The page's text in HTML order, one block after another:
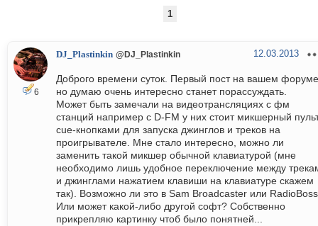
1
6
DJ_Plastinkin @DJ_Plastinkin 12.03.2013
Доброго времени суток. Первый пост на вашем
но думаю очень интересно станет порассуждать.
Может быть замечали на видеотрансляциях с фм
станций например с D-FM у них стоит микшерный
cue-кнопками для запуска джинглов и треков на
проигрывателе. Мне стало интересно, можно ли
заменить такой микшер обычной клавиатурой (мне
необходимо лишь удобное переключение между
и джинглами нажатием клавиши на клавиатуре скажем
так). Возможно ли это в Sam Broadcaster или
Или может какой-либо другой софт? Собственно
прикрепляю картинку чтоб было понятней...